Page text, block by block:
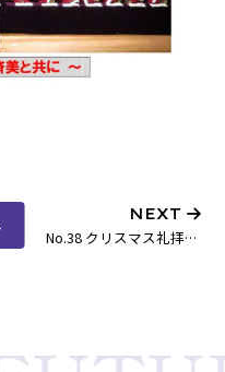
NEXT
No.38 クリスマス礼拝が行われました。